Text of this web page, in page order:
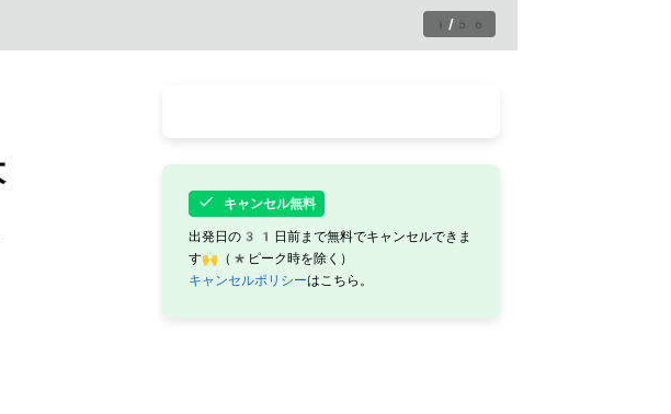
1 / 56
キャンセル無料
出発日の31日前まで無料でキャンセルできま
す🙌（*ピーク時を除く）
キャンセルポリシーはこちら。